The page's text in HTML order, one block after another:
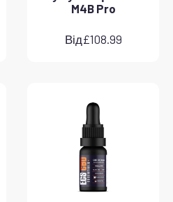
M4B Pro
Від£108.99